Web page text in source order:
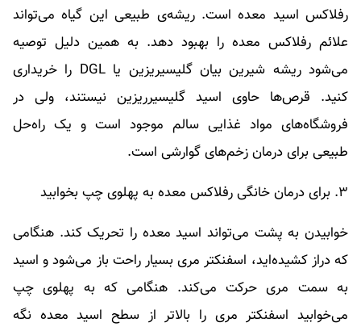
رفلاکس اسید معده است. ریشه‌ی طبیعی این گیاه می‌تواند
علائم رفلاکس معده را بهبود دهد. به همین دلیل توصیه
می‌شود ریشه شیرین بیان گلیسیریزین یا DGL را خریداری
کنید. قرص‌ها حاوی اسید گلیسیرریزین نیستند، ولی در
فروشگاه‌های مواد غذایی سالم موجود است و یک راه‌حل
طبیعی برای درمان زخم‌های گوارشی است.
۳. برای درمان خانگی رفلاکس معده به پهلوی چپ بخوابید
خوابیدن به پشت می‌تواند اسید معده را تحریک کند. هنگامی
که دراز کشیده‌اید، اسفنکتر مری بسیار راحت باز می‌شود و اسید
به سمت مری حرکت می‌کند. هنگامی که به پهلوی چپ
می‌خوابید اسفنکتر مری را بالاتر از سطح اسید معده نگه